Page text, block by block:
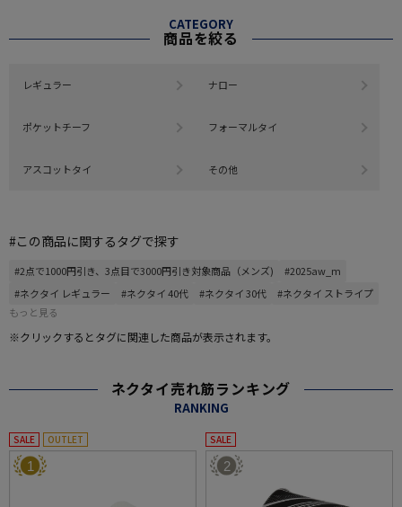
CATEGORY
商品を絞る
レギュラー ナロー
ポケットチーフ フォーマルタイ
アスコットタイ その他
#この商品に関するタグで探す
#2点で1000円引き、3点目で3000円引き対象商品（メンズ)
#2025aw_m
#ネクタイ レギュラー
#ネクタイ 40代 #ネクタイ 30代
#ネクタイ ストライプ
もっと見る
※クリックするとタグに関連した商品が表示されます。
ネクタイ売れ筋ランキング
RANKING
SALE OUTLET
1
SALE
2